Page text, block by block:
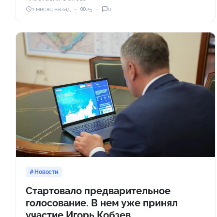
1 месяц назад 25 0
Новости
Стартовало предварительное
голосование. В нем уже принял